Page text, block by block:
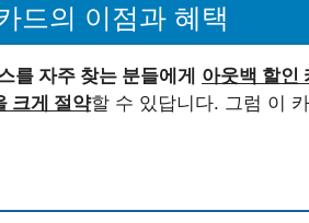
드의 이점과 혜택
를 자주 찾는 분들에게 아웃백 할인
크게 절약할 수 있답니다. 그럼 이